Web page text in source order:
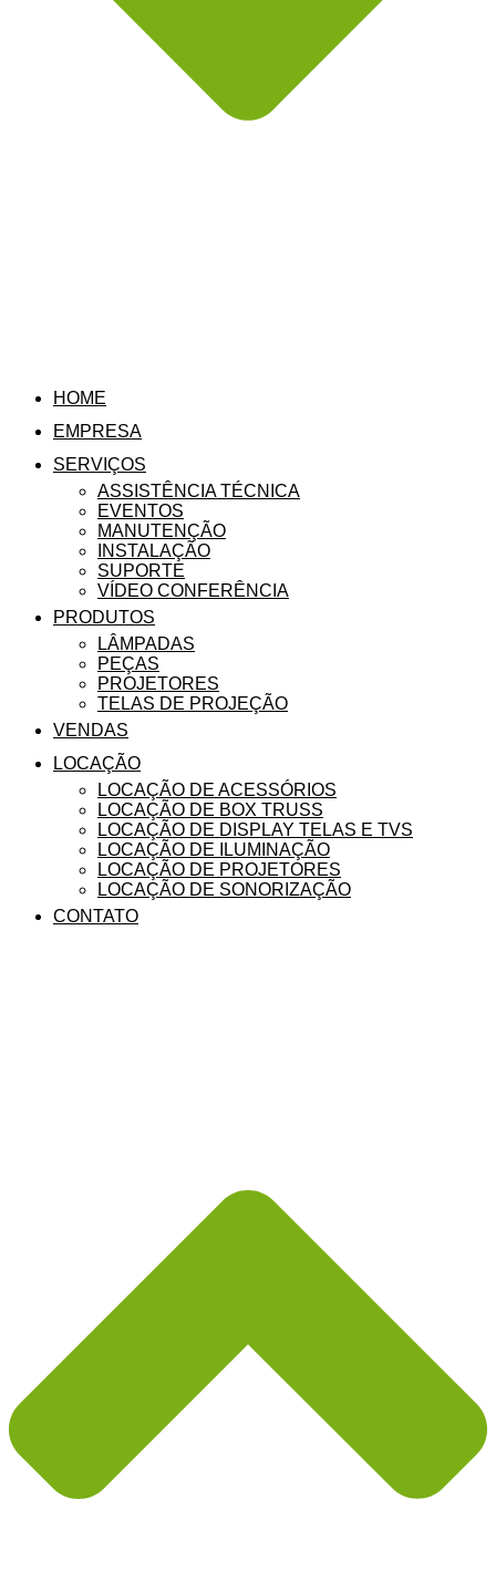
HOME
EMPRESA
SERVIÇOS
ASSISTÊNCIA TÉCNICA
EVENTOS
MANUTENÇÃO
INSTALAÇÃO
SUPORTE
VÍDEO CONFERÊNCIA
PRODUTOS
LÂMPADAS
PEÇAS
PROJETORES
TELAS DE PROJEÇÃO
VENDAS
LOCAÇÃO
LOCAÇÃO DE ACESSÓRIOS
LOCAÇÃO DE BOX TRUSS
LOCAÇÃO DE DISPLAY TELAS E TVS
LOCAÇÃO DE ILUMINAÇÃO
LOCAÇÃO DE PROJETORES
LOCAÇÃO DE SONORIZAÇÃO
CONTATO